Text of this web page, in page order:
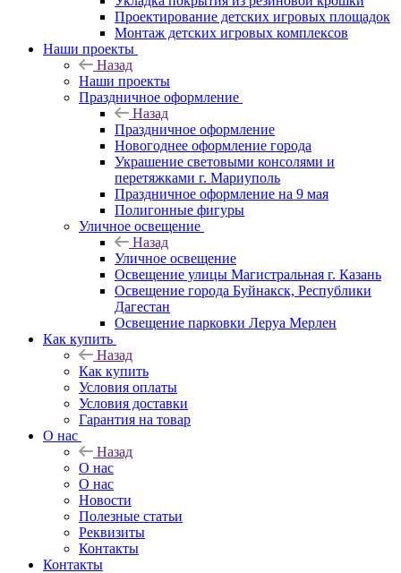
Проектирование детских игровых площадок
Монтаж детских игровых комплексов
Наши проекты
Назад
Наши проекты
Праздничное оформление
Назад
Праздничное оформление
Новогоднее оформление города
Украшение световыми консолями и
перетяжками г. Мариуполь
Праздничное оформление на 9 мая
Полигонные фигуры
Уличное освещение
Назад
Уличное освещение
Освещение улицы Магистральная г. Казань
Освещение города Буйнакск, Республики
Дагестан
Освещение парковки Леруа Мерлен
Как купить
Назад
Как купить
Условия оплаты
Условия доставки
Гарантия на товар
О нас
Назад
О нас
О нас
Новости
Полезные статьи
Реквизиты
Контакты
Контакты